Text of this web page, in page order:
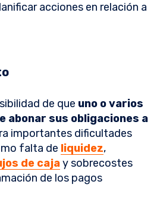
acciones en relación a
de que uno o varios
abonar sus obligaciones a
importantes dificultades
falta de liquidez,
de cajay sobrecostes
de los pagos